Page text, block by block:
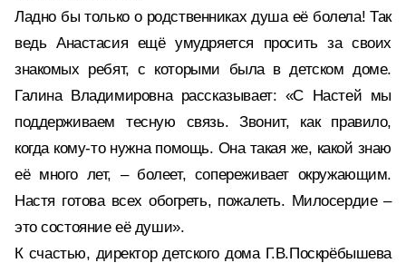
Ладно бы только о родственниках душа её болела! Так
ведь Анастасия ещё умудряется просить за своих
знакомых ребят, с которыми была в детском доме.
Галина Владимировна рассказывает: «С Настей мы
поддерживаем тесную связь. Звонит, как правило,
когда кому-то нужна помощь. Она такая же, какой знаю
её много лет, – болеет, сопереживает окружающим.
Настя готова всех обогреть, пожалеть. Милосердие –
это состояние её души».
К счастью, директор детского дома Г.В.Поскрёбышева